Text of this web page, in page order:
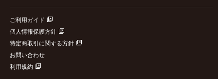
ご利用ガイド
特定商取引に関する方針
利用規約
個人情報保護方針
お問い合わせ